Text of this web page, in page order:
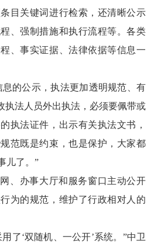
目关键词进行检索，还清晰公示
、强制措施和执行流程等。各类
、事实证据、法律依据等信息一
的公示，执法更加透明规范、有
执法人员外出执法，必须要佩带或
执法证件，出示有关执法文书，
范既是约束，也是保护，大家都
儿了。”
办事大厅和服务窗口主动公开
为的规范，维护了行政相对人的
‘双随机、一公开’系统。”中卫